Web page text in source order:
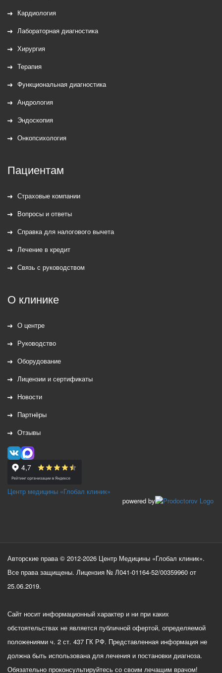
Кардиология
Лабораторная диагностика
Хирургия
Терапия
Функциональная диагностика
Андрология
Эндоскопия
Онкопсихология
Пациентам
Страховые компании
Вопросы и ответы
Справка для налогового вычета
Лечение в кредит
Связь с руководством
О клинике
О центре
Руководство
Оборудование
Лицензии и сертификаты
Новости
Партнёры
Отзывы
Центр медицины «Глобал клиник»
powered by
Авторские права © 2012-2026 Центр Медицины «Глобал клиник».
Все права защищены. Лицензия № Л041-01164-52/00359960 от
25.06.2019.
Сайт носит информационный характер и ни при каких
обстоятельствах не является публичной офертой, определяемой
положениями ч. 2 ст. 437 ГК РФ. Представленная информация не
должна быть использована для лечения и постановки диагноза.
Обязательно проконсультируйтесь со своим лечащим врачом!